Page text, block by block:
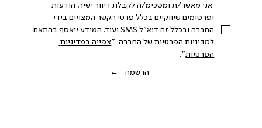
אני מאשר/ת ומסכימ/ה לקבלת דיוור ישיר, הודעות
החברה ובכלל זה דוא"ל SMS ועוד. המידע ייאסף בהתאם
למדיניות הפרטיות של החברה. "
צפייה במדיניות
הפרטיות".
הרשמה ←